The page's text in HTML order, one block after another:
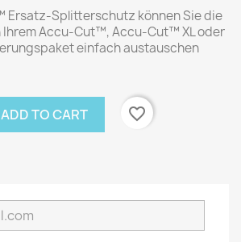
Ersatz-Splitterschutz können Sie die
Accu-Cut™, Accu-Cut™ XL oder
einfach austauschen
ADD TO CART
favorite_border